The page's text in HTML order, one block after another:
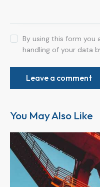
By using this form you
handling of your data
You May Also Like